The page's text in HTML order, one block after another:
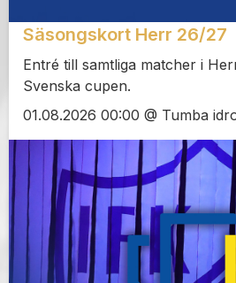
Säsongskort Herr 26/27
Entré till samtliga matcher i
Svenska cupen.
01.08.2026 00:00 @ Tumba